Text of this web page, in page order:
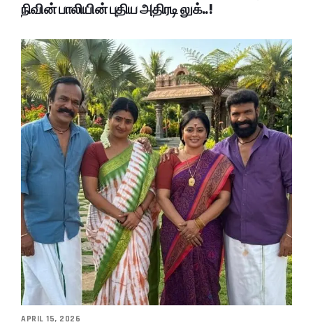
நிவின் பாலியின் புதிய அதிரடி லுக்..!
APRIL 15, 2026